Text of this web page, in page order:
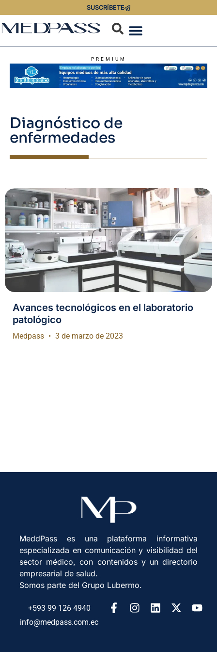
SUSCRÍBETE
PREMIUM
Diagnóstico de
enfermedades
Avances tecnológicos en el laboratorio
patológico
Medpass 3 de marzo de 2023
MeddPass es una plataforma informativa
especializada en comunicación y visibilidad del
sector médico, con contenidos y un directorio
empresarial de salud.
Somos parte del Grupo Lubermo.
+593 99 126 4940
info@medpass.com.ec